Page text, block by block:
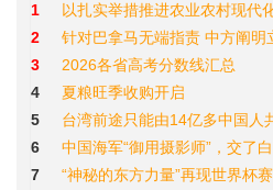
1
以扎实举措推进农业农村现代
2
针对巴拿马无端指责 中方阐明
3
2026各省高考分数线汇总
4
夏粮旺季收购开启
5
台湾前途只能由14亿多中国人
6
中国海军“御用摄影师”，交了
7
“神秘的东方力量”再现世界杯